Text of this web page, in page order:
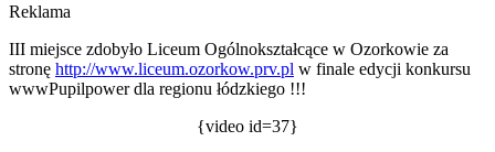
Reklama
III miejsce zdobyło Liceum Ogólnokształcące w Ozorkowie za
stronę http://www.liceum.ozorkow.prv.pl w finale edycji konkursu
wwwPupilpower dla regionu łódzkiego !!!
{video id=37}